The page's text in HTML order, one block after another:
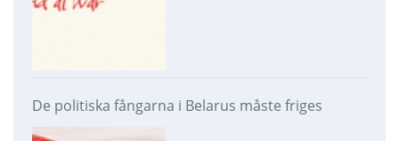
De politiska fångarna i Belarus måste friges